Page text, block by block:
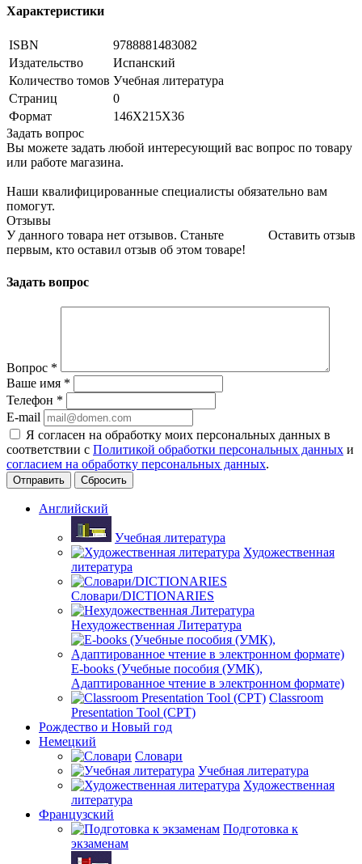
Характеристики
ISBN
9788881483082
Издательство
Испанский
Количество томов Учебная литература
Страниц
0
Формат
146Х215Х36
Задать вопрос
Вы можете задать любой интересующий вас вопрос по товару
или работе магазина.
Наши квалифицированные специалисты обязательно вам
помогут.
Отзывы
Оставить отзыв
У данного товара нет отзывов. Станьте
первым, кто оставил отзыв об этом товаре!
Задать вопрос
Вопрос *
Ваше имя *
Телефон *
E-mail
Я согласен на обработку моих персональных данных в
соответствии с Политикой обработки персональных данных и
согласием на обработку персональных данных.
Сбросить
Английский
Учебная литература
Художественная
литература
Словари/DICTIONARIES
Нехудожественная Литература
E-books (Учебные пособия (УМК),
Адаптированное чтение в электронном формате)
Classroom
Presentation Tool (CPT)
Рождество и Новый год
Немецкий
Словари
Учебная литература
Художественная
литература
Французский
Подготовка к
экзаменам